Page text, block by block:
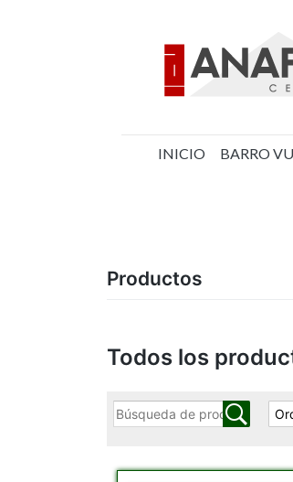
Cerámica Anaflor
INICIO BARRO
Productos
Todos los